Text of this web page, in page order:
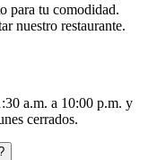
para tu comodidad.
nuestro restaurante.
a.m. a 10:00 p.m. y
cerrados.